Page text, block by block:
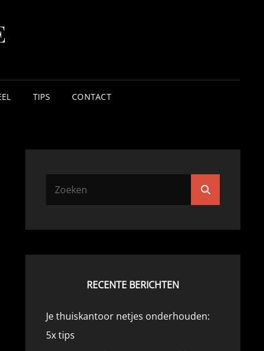
TIPS CONTACT
RECENTE BERICHTEN
Je thuiskantoor netjes onderhouden:
5x tips